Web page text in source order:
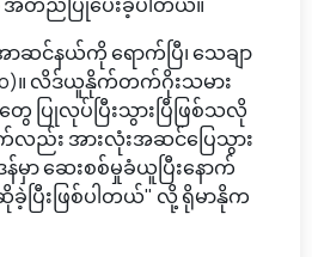
င်နယ်ကို ရောက်ပြီ၊ သေချာ
go)။ လိဒ်ယူနိုက်တက်ဂိုးသမား
ေ ပြုလုပ်ပြီးသွားပြီဖြစ်သလို
ည်း အားလုံးအဆင်ပြေသွား
န်မှာ ဆေးစစ်မှုခံယူပြီးနောက်
ပြီးဖြစ်ပါတယ်" လို့ ရိုမာနိုက